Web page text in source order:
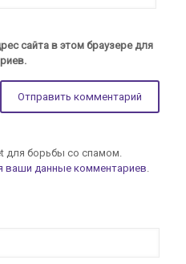
сайта в этом браузере для
для борьбы со спамом.
ваши данные комментариев.